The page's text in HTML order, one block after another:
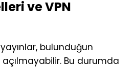
ve VPN
bulunduğun
Bu durumda